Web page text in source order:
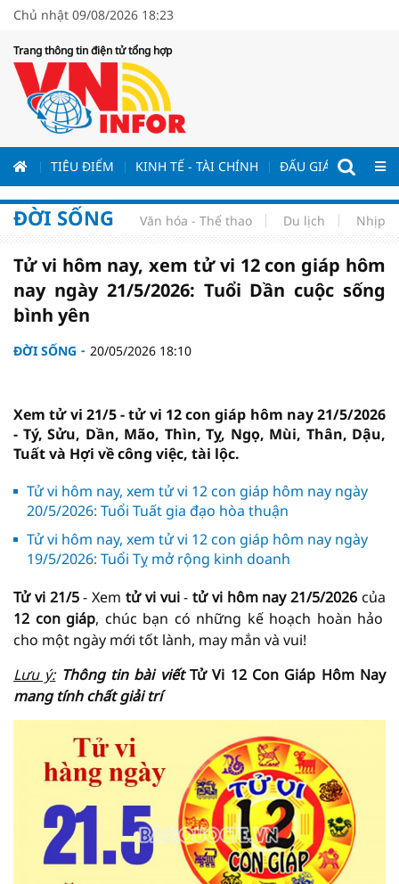
Chủ nhật 09/08/2026 18:23
Trang thông tin điện tử tổng hợp
TIÊU ĐIỂM KINH TẾ - TÀI CHÍNH ĐẤU GIÁ - ĐẤU
ĐỜI SỐNG Văn hóa - Thể thao Du lịch Nhịp
Tử vi hôm nay, xem tử vi 12 con giáp hôm
nay ngày 21/5/2026: Tuổi Dần cuộc sống
bình yên
ĐỜI SỐNG 20/05/2026 18:10
Xem tử vi 21/5 - tử vi 12 con giáp hôm nay 21/5/2026
- Tý, Sửu, Dần, Mão, Thìn, Tỵ, Ngọ, Mùi, Thân, Dậu,
Tuất và Hợi về công việc, tài lộc.
Tử vi hôm nay, xem tử vi 12 con giáp hôm nay ngày
20/5/2026: Tuổi Tuất gia đạo hòa thuận
Tử vi hôm nay, xem tử vi 12 con giáp hôm nay ngày
19/5/2026: Tuổi Tỵ mở rộng kinh doanh
Tử vi 21/5- Xem tử vi vui-tử vi hôm nay 21/5/2026 của
12 con giáp, chúc bạn có những kế hoạch hoàn hảo
cho một ngày mới tốt lành, may mắn và vui!
Lưu ý: Thông tin bài viếtTử Vi 12 Con Giáp Hôm Nay
mang tính chất giải trí